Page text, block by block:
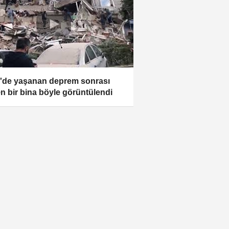
yaşanan deprem sonrası
bir bina böyle görüntülendi